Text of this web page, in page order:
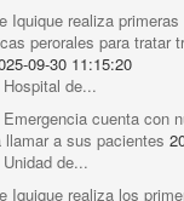
Iquique realiza
perorales para tratar
09-30 11:15:20
de...
Emergencia cuenta con
llamar a sus pacientes
de...
Iquique realiza los